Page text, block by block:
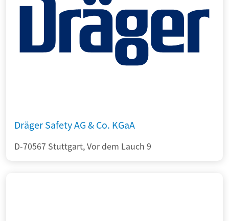
Dräger Safety AG & Co. KGaA
D-70567 Stuttgart, Vor dem Lauch 9